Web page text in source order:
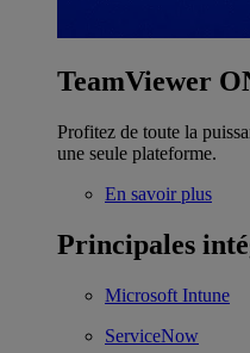
TeamViewer
Profitez de toute la
une seule plateforme.
En savoir plus
Principales
Microsoft Intune
ServiceNow